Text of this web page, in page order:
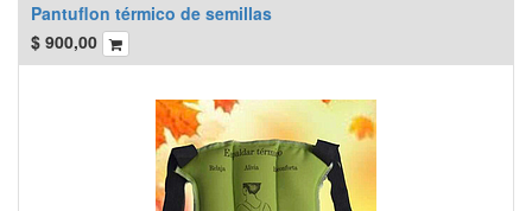
Pantuflon térmico de semillas
$ 900,00